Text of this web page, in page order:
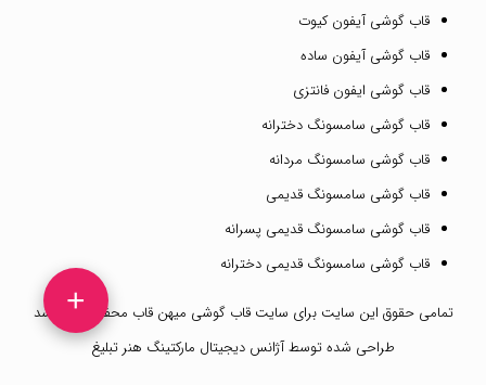
قاب گوشی آیفون کیوت
قاب گوشی آیفون ساده
قاب گوشی ایفون فانتزی
قاب گوشی سامسونگ دخترانه
قاب گوشی سامسونگ مردانه
قاب گوشی سامسونگ قدیمی
قاب گوشی سامسونگ قدیمی پسرانه
قاب گوشی سامسونگ قدیمی دخترانه
تمامی حقوق این سایت برای سایت قاب گوشی میهن قاب محفوظ می باشد
طراحی شده توسطآژانس دیجیتال مارکتینگ هنر تبلیغ
+